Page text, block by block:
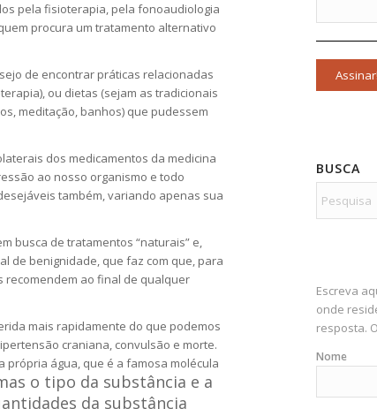
pela fisioterapia, pela fonoaudiologia
procura um tratamento alternativo
de encontrar práticas relacionadas
ou dietas (sejam as tradicionais
meditação, banhos) que pudessem
dos medicamentos da medicina
ao nosso organismo e todo
também, variando apenas sua
busca de tratamentos “naturais” e,
de benignidade, que faz com que, para
recomendem ao final de qualquer
mais rapidamente do que podemos
craniana, convulsão e morte.
própria água, que é a famosa molécula
o tipo da substância e a
da substância
BUSCA
Escreva
onde
resposta.
Nome